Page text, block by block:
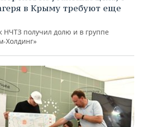
в Крыму требуют еще
НЧТЗ получил долю и в группе
Холдинг»